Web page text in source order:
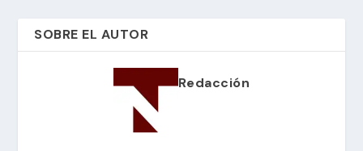
SOBRE EL AUTOR
Redacción